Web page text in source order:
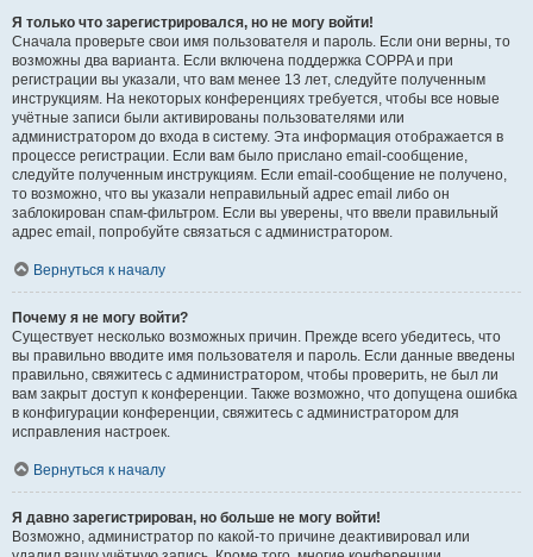
Я только что зарегистрировался, но не могу войти!
Сначала проверьте свои имя пользователя и пароль. Если они верны, то
возможны два варианта. Если включена поддержка COPPA и при
регистрации вы указали, что вам менее 13 лет, следуйте полученным
инструкциям. На некоторых конференциях требуется, чтобы все новые
учётные записи были активированы пользователями или
администратором до входа в систему. Эта информация отображается в
процессе регистрации. Если вам было прислано email-сообщение,
следуйте полученным инструкциям. Если email-сообщение не получено,
то возможно, что вы указали неправильный адрес email либо он
заблокирован спам-фильтром. Если вы уверены, что ввели правильный
адрес email, попробуйте связаться с администратором.
Вернуться к началу
Почему я не могу войти?
Существует несколько возможных причин. Прежде всего убедитесь, что
вы правильно вводите имя пользователя и пароль. Если данные введены
правильно, свяжитесь с администратором, чтобы проверить, не был ли
вам закрыт доступ к конференции. Также возможно, что допущена ошибка
в конфигурации конференции, свяжитесь с администратором для
исправления настроек.
Вернуться к началу
Я давно зарегистрирован, но больше не могу войти!
Возможно, администратор по какой-то причине деактивировал или